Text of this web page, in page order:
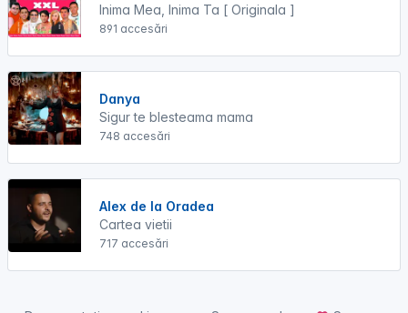
Inima Mea, Inima Ta [ Originala ]
891 accesări
Danya
Sigur te blesteama mama
748 accesări
Alex de la Oradea
Cartea vietii
717 accesări